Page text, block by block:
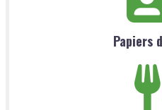
Papiers